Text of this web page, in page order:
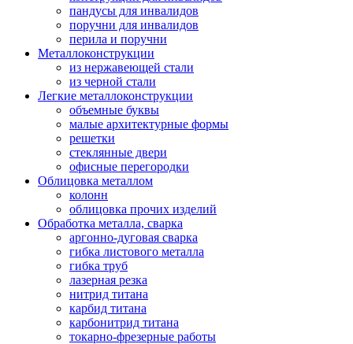
пандусы для инвалидов
поручни для инвалидов
перила и поручни
Металлоконструкции
из нержавеющей стали
из черной стали
Легкие металлоконструкции
объемные буквы
малые архитектурные формы
решетки
стеклянные двери
офисные перегородки
Облицовка металлом
колонн
облицовка прочих изделий
Обработка металла, сварка
аргонно-дуговая сварка
гибка листового металла
гибка труб
лазерная резка
нитрид титана
карбид титана
карбонитрид титана
токарно-фрезерные работы